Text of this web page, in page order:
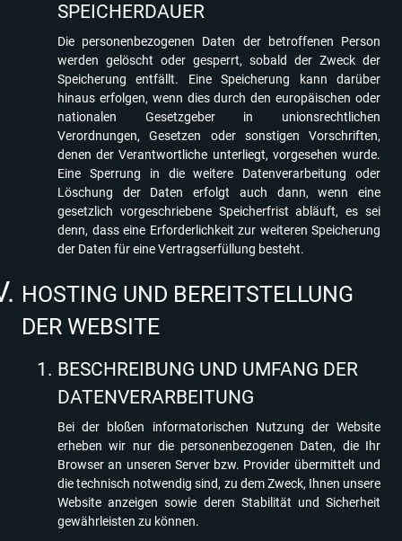
SPEICHERDAUER
Die personenbezogenen Daten der betroffenen Person
werden gelöscht oder gesperrt, sobald der Zweck der
Speicherung entfällt. Eine Speicherung kann darüber
hinaus erfolgen, wenn dies durch den europäischen oder
nationalen Gesetzgeber in unionsrechtlichen
Verordnungen, Gesetzen oder sonstigen Vorschriften,
denen der Verantwortliche unterliegt, vorgesehen wurde.
Eine Sperrung in die weitere Datenverarbeitung oder
Löschung der Daten erfolgt auch dann, wenn eine
gesetzlich vorgeschriebene Speicherfrist abläuft, es sei
denn, dass eine Erforderlichkeit zur weiteren Speicherung
der Daten für eine Vertragserfüllung besteht.
HOSTING UND BEREITSTELLUNG
DER WEBSITE
BESCHREIBUNG UND UMFANG DER
DATENVERARBEITUNG
Bei der bloßen informatorischen Nutzung der Website
erheben wir nur die personenbezogenen Daten, die Ihr
Browser an unseren Server bzw. Provider übermittelt und
die technisch notwendig sind, zu dem Zweck, Ihnen unsere
Website anzeigen sowie deren Stabilität und Sicherheit
gewährleisten zu können.